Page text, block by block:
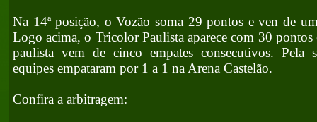
Na 14ª posição, o Vozão soma 29 pontos e ven de
Logo acima, o Tricolor Paulista aparece com 30
paulista vem de cinco empates consecutivos. Pela
equipes empataram por 1 a 1 na Arena Castelão.
Confira a arbitragem: